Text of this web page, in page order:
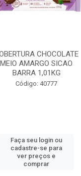
CHOCOLATE
MEIO AMARGO SICAO
BARRA 1,01KG
Código: 40777
Faça seu login ou
cadastre-se para
ver preços e
comprar